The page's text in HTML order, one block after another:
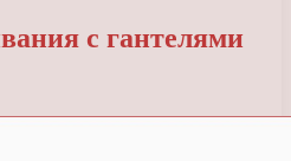
с гантелями